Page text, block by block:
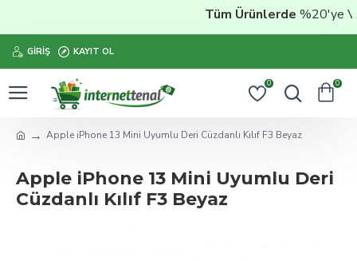
Tüm Ürünlerde%20'ye
GIRIŞ KAYIT OL
0 0
Apple iPhone 13 Mini Uyumlu Deri Cüzdanlı Kılıf F3 Beyaz
Apple iPhone 13 Mini Uyumlu Deri
Cüzdanlı Kılıf F3 Beyaz